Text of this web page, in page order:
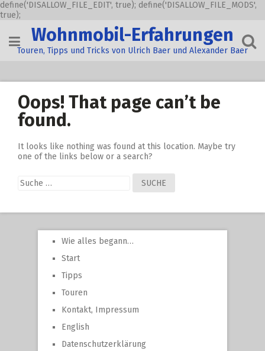
define('DISALLOW_FILE_EDIT', true); define('DISALLOW_FILE_MODS',
true);
content
Wohnmobil-Erfahrungen
Touren, Tipps und Tricks von Ulrich Baer und Alexander Baer
Oops! That page can’t be
found.
It looks like nothing was found at this location. Maybe try
one of the links below or a search?
Suche
nach:
Wie alles begann…
Start
Tipps
Touren
Kontakt, Impressum
English
Datenschutzerklärung